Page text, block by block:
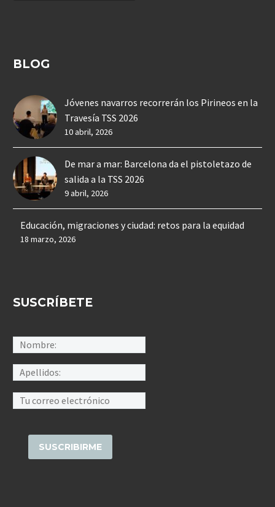
BLOG
Jóvenes navarros recorrerán los Pirineos en la
Travesía TSS 2026
10 abril, 2026
De mar a mar: Barcelona da el pistoletazo de
salida a la TSS 2026
9 abril, 2026
Educación, migraciones y ciudad: retos para la equidad
18 marzo, 2026
SUSCRÍBETE